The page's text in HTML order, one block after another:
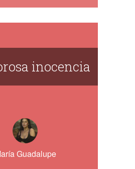
inocencia
Guadalupe